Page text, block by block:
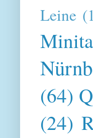
Leine
(64)
(24)